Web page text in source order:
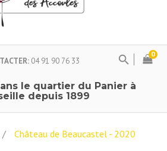
04 91 90 76 33
0
le quartier du Panier à
depuis 1899
Château de Beaucastel - 2020